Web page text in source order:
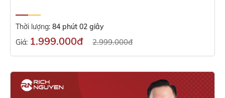
Thời lượng: 84 phút 02 giây
Giá: 1.999.000đ 2.999.000đ